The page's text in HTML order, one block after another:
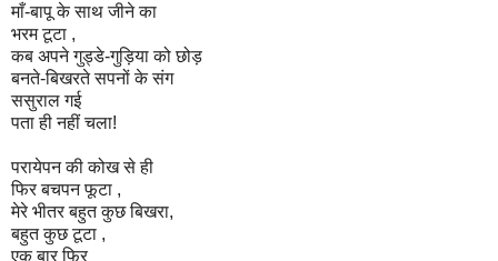
माँ-बापू के साथ जीने का
भरम टूटा ,
कब अपने गुड्डे-गुड़िया को छोड़
बनते-बिखरते सपनों के संग
ससुराल गई
पता ही नहीं चला!
परायेपन की कोख से ही
फिर बचपन फूटा ,
मेरे भीतर बहुत कुछ बिखरा,
बहुत कुछ टूटा ,
एक बार फिर